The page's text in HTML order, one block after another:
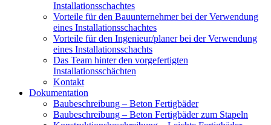
Installationsschachtes
Vorteile für den Bauunternehmer bei der Verwendung
eines Installationsschachtes
Vorteile für den Ingenieur/planer bei der Verwendung
eines Installationsschachts
Das Team hinter den vorgefertigten
Installationsschächten
Kontakt
Dokumentation
Baubeschreibung – Beton Fertigbäder
Baubeschreibung – Beton Fertigbäder zum Stapeln